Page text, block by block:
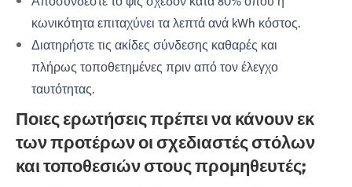
κωνικότητα επιταχύνει τα λεπτά ανά kWh κόστος.
Διατηρήστε τις ακίδες σύνδεσης καθαρές και
πλήρως τοποθετημένες πριν από τον έλεγχο
ταυτότητας.
Ποιες ερωτήσεις πρέπει να κάνουν εκ
των προτέρων οι σχεδιαστές στόλων
και τοποθεσιών στους προμηθευτές;